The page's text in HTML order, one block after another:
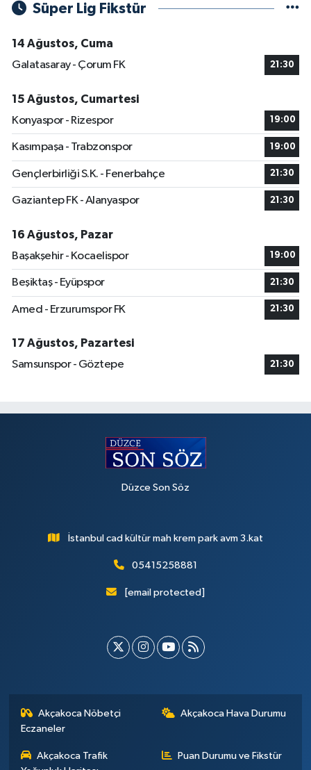
Süper Lig Fikstür
14 Ağustos, Cuma
Galatasaray - Çorum FK
21:30
15 Ağustos, Cumartesi
Konyaspor - Rizespor
19:00
Kasımpaşa - Trabzonspor 19:00
Gençlerbirliği S.K. - Fenerbahçe 21:30
Gaziantep FK - Alanyaspor 21:30
16 Ağustos, Pazar
Başakşehir - Kocaelispor
19:00
Beşiktaş - Eyüpspor 21:30
Amed - Erzurumspor FK 21:30
17 Ağustos, Pazartesi
Samsunspor - Göztepe
21:30
Düzce Son Söz
İstanbul cad kültür mah krem park avm 3.kat
05415258881
[email protected]
Akçakoca Nöbetçi
Eczaneler
Akçakoca Hava Durumu
Akçakoca Trafik
Puan Durumu ve Fikstür